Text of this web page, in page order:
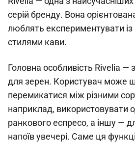
серій бренду. Вона
люблять експериментувати
стилями кави.
Головна особливість Rivelia —
для зерен. Користувач може
перемикатися між різними
наприклад, використовувати
ранкового еспресо, а іншу —
напоїв увечері. Саме ця